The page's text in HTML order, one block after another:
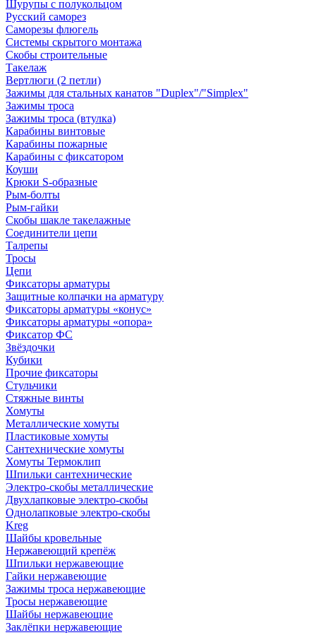
Шурупы с полукольцом
Русский саморез
Саморезы флюгель
Системы скрытого монтажа
Скобы строительные
Такелаж
Вертлюги (2 петли)
Зажимы для стальных канатов "Duplex"/"Simplex"
Зажимы троса
Зажимы троса (втулка)
Карабины винтовые
Карабины пожарные
Карабины с фиксатором
Коуши
Крюки S-образные
Рым-болты
Рым-гайки
Скобы шакле такелажные
Соединители цепи
Талрепы
Тросы
Цепи
Фиксаторы арматуры
Защитные колпачки на арматуру
Фиксаторы арматуры «конус»
Фиксаторы арматуры «опора»
Фиксатор ФС
Звёздочки
Кубики
Прочие фиксаторы
Стульчики
Стяжные винты
Хомуты
Металлические хомуты
Пластиковые хомуты
Сантехнические хомуты
Хомуты Термоклип
Шпильки сантехнические
Электро-скобы металлические
Двухлапковые электро-скобы
Однолапковые электро-скобы
Kreg
Шайбы кровельные
Нержавеющий крепёж
Шпильки нержавеющие
Гайки нержавеющие
Зажимы троса нержавеющие
Тросы нержавеющие
Шайбы нержавеющие
Заклёпки нержавеющие